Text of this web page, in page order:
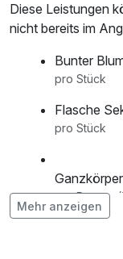
Diese Leistungen
nicht bereits im
Bunter
pro Stück
Flasche
pro Stück
Mehr anzeigen